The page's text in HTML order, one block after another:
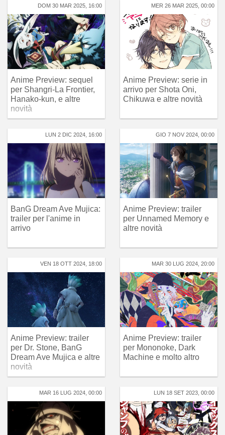
DOM 30 MAR 2025, 16:00
Anime Preview: sequel
per Shangri-La Frontier,
Hanako-kun, e altre
novità
MER 26 MAR 2025, 00:00
Anime Preview: serie in
arrivo per Shota Oni,
Chikuwa e altre novità
LUN 2 DIC 2024, 16:00
BanG Dream Ave Mujica:
trailer per l'anime in
arrivo
GIO 7 NOV 2024, 00:00
Anime Preview: trailer
per Unnamed Memory e
altre novità
VEN 18 OTT 2024, 18:00
Anime Preview: trailer
per Dr. Stone, BanG
Dream Ave Mujica e altre
novità
MAR 30 LUG 2024, 20:00
Anime Preview: trailer
per Mononoke, Dark
Machine e molto altro
MAR 16 LUG 2024, 00:00 LUN 18 SET 2023, 00:00